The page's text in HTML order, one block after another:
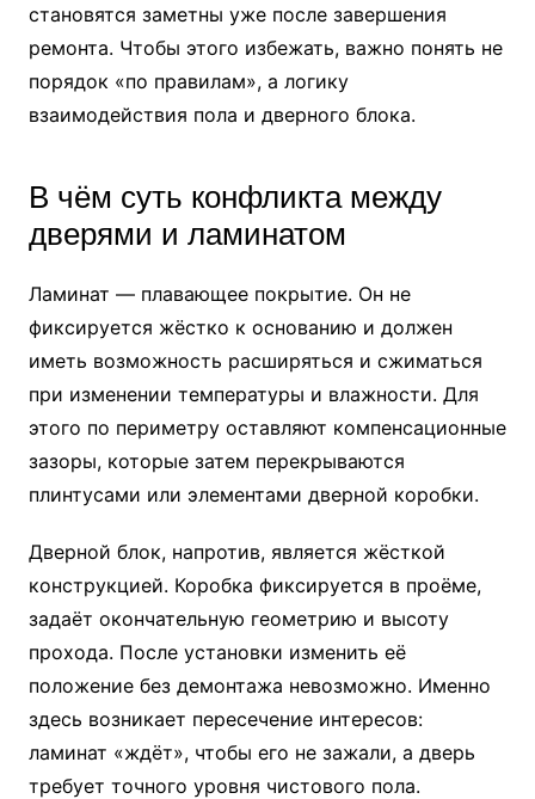
становятся заметны уже после завершения
ремонта. Чтобы этого избежать, важно понять не
порядок «по правилам», а логику
взаимодействия пола и дверного блока.
В чём суть конфликта между
дверями и ламинатом
Ламинат — плавающее покрытие. Он не
фиксируется жёстко к основанию и должен
иметь возможность расширяться и сжиматься
при изменении температуры и влажности. Для
этого по периметру оставляют компенсационные
зазоры, которые затем перекрываются
плинтусами или элементами дверной коробки.
Дверной блок, напротив, является жёсткой
конструкцией. Коробка фиксируется в проёме,
задаёт окончательную геометрию и высоту
прохода. После установки изменить её
положение без демонтажа невозможно. Именно
здесь возникает пересечение интересов:
ламинат «ждёт», чтобы его не зажали, а дверь
требует точного уровня чистового пола.